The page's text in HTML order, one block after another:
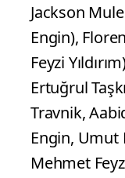
Jackson
Engin),
Feyzi
Ertuğrul
Travnik,
Engin, Umut
Mehmet